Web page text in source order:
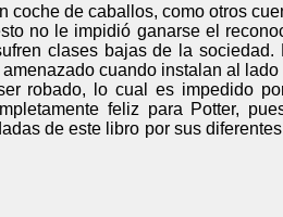
coche de caballos, como otros
no le impidió ganarse el
clases bajas de la sociedad.
cuando instalan al
robado, lo cual es impedido
feliz para Potter,
de este libro por sus